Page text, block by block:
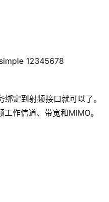
12345678
定到射频接口就可以了。
作信道、带宽和MIMO。